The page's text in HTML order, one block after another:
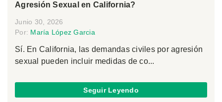
Agresión Sexual en California?
Junio 30, 2026
Por: María López Garcia
Sí. En California, las demandas civiles por agresión
sexual pueden incluir medidas de co...
Seguir Leyendo